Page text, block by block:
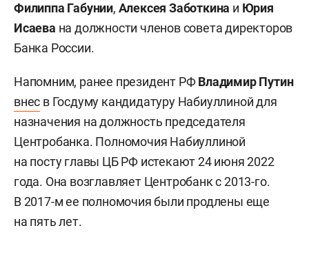
Филиппа Габунии, Алексея Заботкина и Юрия
Исаева на должности членов совета директоров
Банка России.
Напомним, ранее президент РФВладимирПутин
внес в Госдуму кандидатуру Набиуллиной для
назначения на должность председателя
Центробанка. Полномочия Набиуллиной
на посту главы ЦБ РФ истекают 24 июня 2022
года. Она возглавляет Центробанк с 2013-го.
В 2017-м ее полномочия были продлены еще
на пять лет.